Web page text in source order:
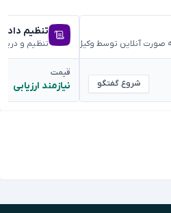
صورت آنلاین توسط وکیل متخصص
شروع گفتگو
تنظیم
تنظیم و
قیمت
نیازمند ارزیابی